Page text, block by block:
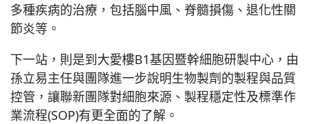
多種疾病的治療，包括腦中風、脊髓損傷、退化性關
節炎等。
下一站，則是到大愛樓B1基因暨幹細胞研製中心，由
孫立易主任與團隊進一步說明生物製劑的製程與品質
控管，讓聯新團隊對細胞來源、製程穩定性及標準作
業流程(SOP)有更全面的了解。